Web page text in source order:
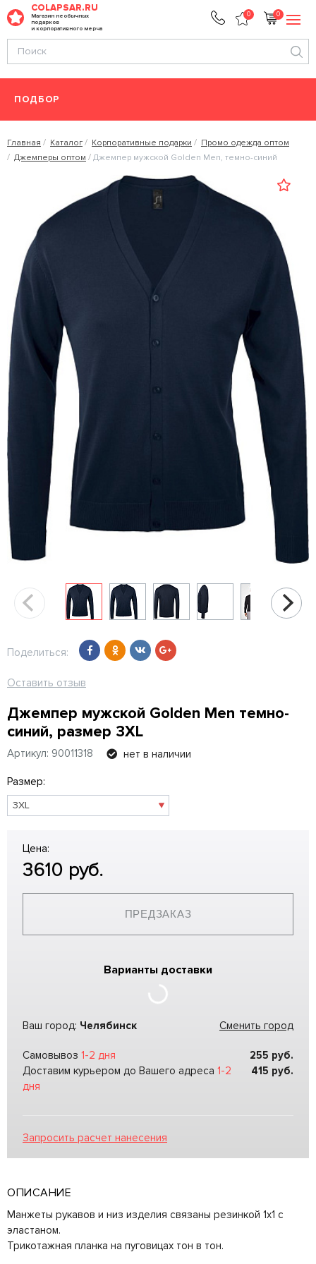
COLAPSAR.RU
Магазин необычных
подарков
и корпоративного мерча
0 0
ПОДБОР
Главная Каталог Корпоративные подарки
Промо одежда оптом
Джемперы оптом
Джемпер мужской Golden Men, темно-синий
Поделиться:
Оставить отзыв
Джемпер мужской Golden Men темно-
синий, размер 3XL
Артикул: 90011318 нет в наличии
Размер:
Цена:
3610 руб.
ПРЕДЗАКАЗ
Варианты доставки
Ваш город: Челябинск Сменить город
Самовывоз 1-2 дня 255 руб.
Доставим курьером до Вашего адреса 1-2
дня
415 руб.
Запросить расчет нанесения
ОПИСАНИЕ
Манжеты рукавов и низ изделия связаны резинкой 1х1 с
эластаном.
Трикотажная планка на пуговицах тон в тон.